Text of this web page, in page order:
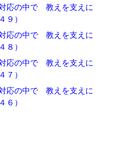
応の中で 教えを支えに
９）
応の中で 教えを支えに
８）
応の中で 教えを支えに
７）
応の中で 教えを支えに
６）